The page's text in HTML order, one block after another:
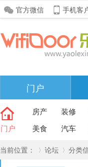
官方微信 手机客
门户
门户
房产 装修
美食
汽车
当前位置： 论坛 分类